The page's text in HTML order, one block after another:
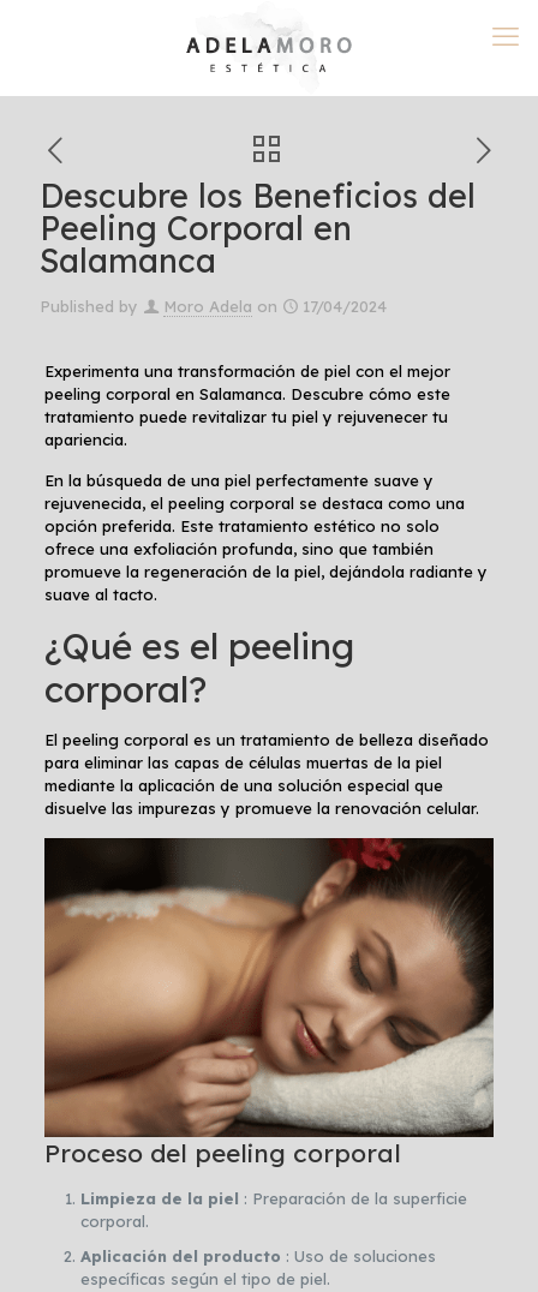
Descubre los Beneficios del
Peeling Corporal en
Salamanca
Published by Moro Adela on 17/04/2024
Experimenta una transformación de piel con el mejor
peeling corporal en Salamanca. Descubre cómo este
tratamiento puede revitalizar tu piel y rejuvenecer tu
apariencia.
En la búsqueda de una piel perfectamente suave y
rejuvenecida, el peeling corporal se destaca como una
opción preferida. Este tratamiento estético no solo
ofrece una exfoliación profunda, sino que también
promueve la regeneración de la piel, dejándola radiante y
suave al tacto.
¿Qué es el peeling
corporal?
El peeling corporal es un tratamiento de belleza diseñado
para eliminar las capas de células muertas de la piel
mediante la aplicación de una solución especial que
disuelve las impurezas y promueve la renovación celular.
Proceso del peeling corporal
Limpieza de la piel : Preparación de la superficie
corporal.
Aplicación del producto : Uso de soluciones
específicas según el tipo de piel.